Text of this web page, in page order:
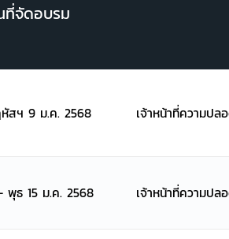
ที่จัดอบรม
สฯ 9 ม.ค. 2568 เจ้าหน้าที่ความปล
พุธ 15 ม.ค. 2568 เจ้าหน้าที่ความปล